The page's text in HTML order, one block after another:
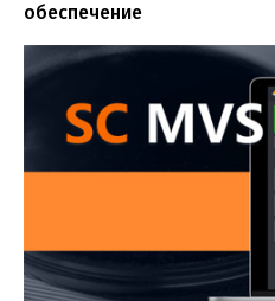
обеспечение